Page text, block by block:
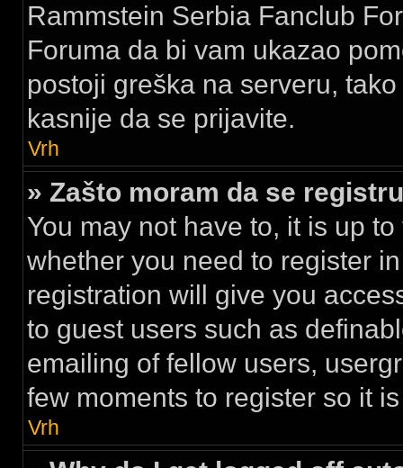
Rammstein Serbia Fanclub
Foruma da bi vam ukazao
postoji greška na serveru,
kasnije da se prijavite.
Vrh
» Zašto moram da se
You may not have to, it is up
whether you need to register
registration will give you
to guest users such as
emailing of fellow users,
few moments to register so it
Vrh